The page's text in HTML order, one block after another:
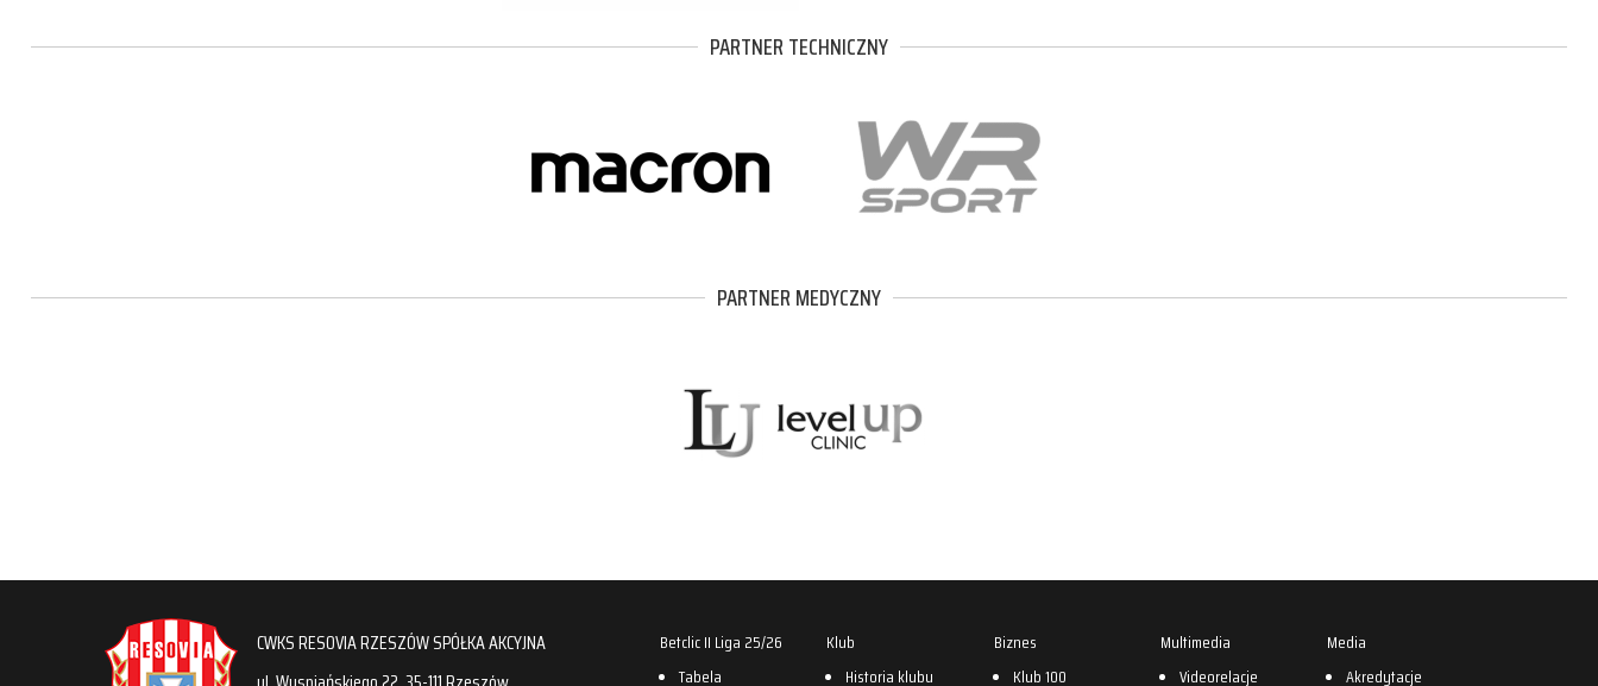
PARTNER TECHNICZNY
PARTNER MEDYCZNY
CWKS RESOVIA RZESZÓW SPÓŁKA AKCYJNA
Betclic II Liga 25/26
Tabela
Klub
Historia klubu
Biznes
Klub 100
Multimedia
Videorelacje
Media
Akredytacje